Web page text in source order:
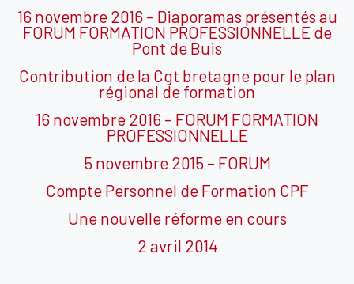
16 novembre 2016 – Diaporamas présentés au
FORUM FORMATION PROFESSIONNELLE de
Pont de Buis
Contribution de la Cgt bretagne pour le plan
régional de formation
16 novembre 2016 – FORUM FORMATION
PROFESSIONNELLE
5 novembre 2015 – FORUM
Compte Personnel de Formation CPF
Une nouvelle réforme en cours
2 avril 2014